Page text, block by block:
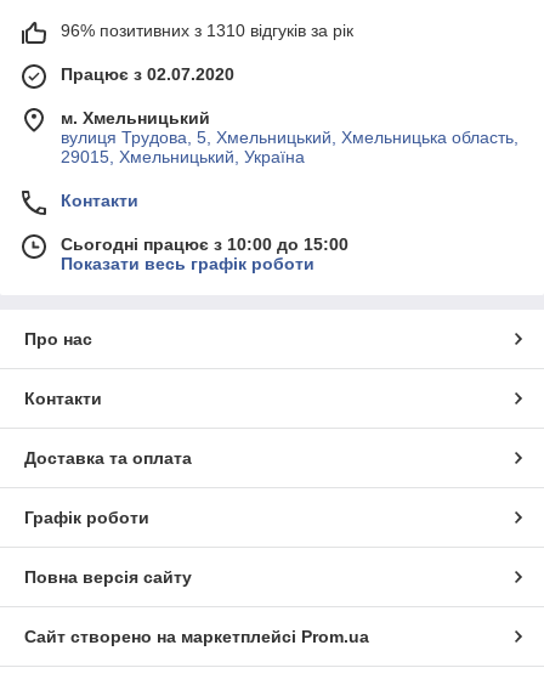
96% позитивних з 1310 відгуків за рік
Працює з 02.07.2020
м. Хмельницький
вулиця Трудова, 5, Хмельницький, Хмельницька область,
29015, Хмельницький, Україна
Контакти
Сьогодні працює з 10:00 до 15:00
Показати весь графік роботи
Про нас
Контакти
Доставка та оплата
Графік роботи
Повна версія сайту
Сайт створено на маркетплейсі Prom.ua